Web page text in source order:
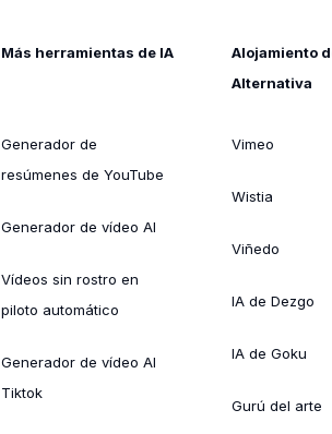
Más herramientas de IA
Generador de
resúmenes de YouTube
Generador de vídeo AI
Vídeos sin rostro en
piloto automático
Generador de vídeo AI
Tiktok
Alojamiento
Alternativa
Vimeo
Wistia
Viñedo
IA de Dezgo
IA de Goku
Gurú del arte